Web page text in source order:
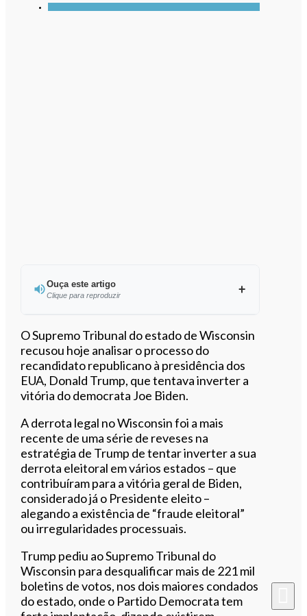
Ouça este artigo
Clique para reproduzir
Ouvir este artigo
O Supremo Tribunal do estado de Wisconsin
recusou hoje analisar o processo do
recandidato republicano à presidência dos
EUA, Donald Trump, que tentava inverter a
vitória do democrata Joe Biden.
A derrota legal no Wisconsin foi a mais
recente de uma série de reveses na
estratégia de Trump de tentar inverter a sua
derrota eleitoral em vários estados – que
contribuíram para a vitória geral de Biden,
considerado já o Presidente eleito –
alegando a existência de “fraude eleitoral”
ou irregularidades processuais.
Trump pediu ao Supremo Tribunal do
Wisconsin para desqualificar mais de 221 mil
boletins de votos, nos dois maiores condados
do estado, onde o Partido Democrata tem